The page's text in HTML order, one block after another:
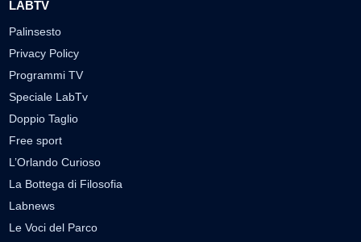
LABTV
Palinsesto
Privacy Policy
Programmi TV
Speciale LabTv
Doppio Taglio
Free sport
L’Orlando Curioso
La Bottega di Filosofia
Labnews
Le Voci del Parco